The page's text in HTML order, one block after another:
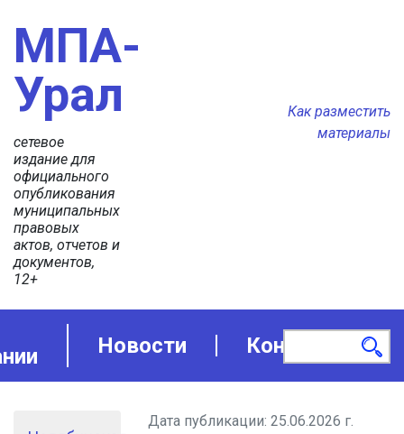
МПА-
Урал
сетевое
издание для
официального
опубликования
муниципальных
правовых
актов, отчетов и
документов,
12+
Как разместить
материалы
Новости Контакты
Дата публикации:25.06.2026 г.